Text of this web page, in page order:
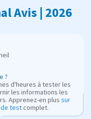
Avis | 2026
?
d'heures à tester les
les informations les
Apprenez-en plus sur
testcomplet.